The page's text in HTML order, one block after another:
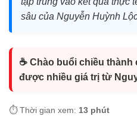
sâu của Nguyễn Huỳnh
☕ Chào buổi chiều
được nhiều giá trị từ
⏱️ Thời gian xem: 13 phút